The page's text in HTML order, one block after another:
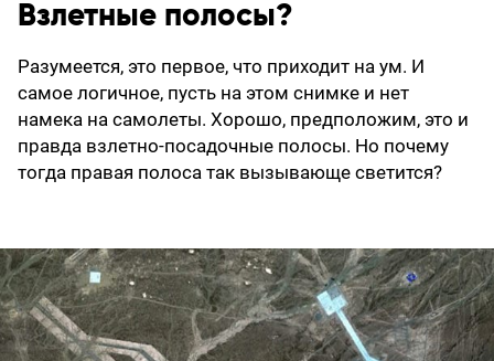
Взлетные полосы?
Разумеется, это первое, что приходит на ум. И
самое логичное, пусть на этом снимке и нет
намека на самолеты. Хорошо, предположим, это и
правда взлетно-посадочные полосы. Но почему
тогда правая полоса так вызывающе светится?